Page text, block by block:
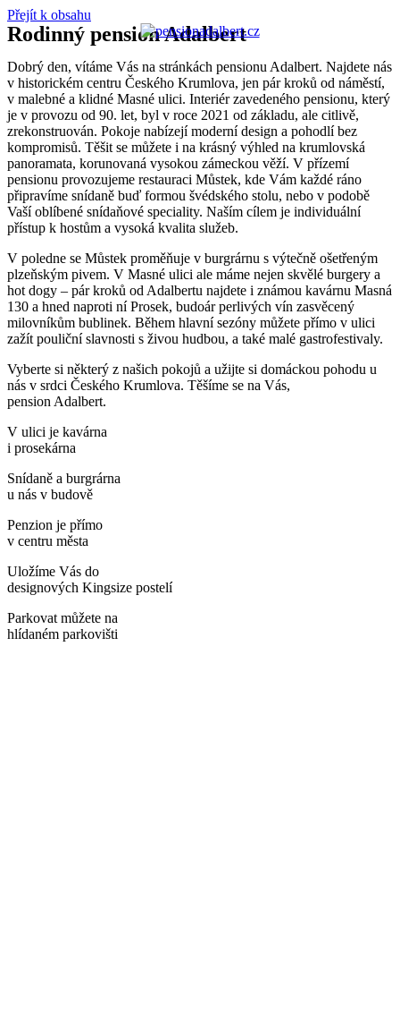
Přejít k obsahu
Rodinný pension Adalbert
Dobrý den, vítáme Vás na stránkách pensionu Adalbert. Najdete nás
v historickém centru Českého Krumlova, jen pár kroků od náměstí,
v malebné a klidné Masné ulici. Interiér zavedeného pensionu, který
je v provozu od 90. let, byl v roce 2021 od základu, ale citlivě,
zrekonstruován. Pokoje nabízejí moderní design a pohodlí bez
kompromisů. Těšit se můžete i na krásný výhled na krumlovská
panoramata, korunovaná vysokou zámeckou věží. V přízemí
pensionu provozujeme restauraci Můstek, kde Vám každé ráno
připravíme snídaně buď formou švédského stolu, nebo v podobě
Vaší oblíbené snídaňové speciality. Naším cílem je individuální
přístup k hostům a vysoká kvalita služeb.
V poledne se Můstek proměňuje v burgrárnu s výtečně ošetřeným
plzeňským pivem. V Masné ulici ale máme nejen skvělé burgery a
hot dogy – pár kroků od Adalbertu najdete i známou kavárnu Masná
130 a hned naproti ní Prosek, budoár perlivých vín zasvěcený
milovníkům bublinek. Během hlavní sezóny můžete přímo v ulici
zažít pouliční slavnosti s živou hudbou, a také malé gastrofestivaly.
Vyberte si některý z našich pokojů a užijte si domáckou pohodu u
nás v srdci Českého Krumlova. Těšíme se na Vás,
pension Adalbert.
V ulici je kavárna
i prosekárna
Snídaně a burgrárna
u nás v budově
Penzion je přímo
v centru města
Uložíme Vás do
designových Kingsize postelí
Parkovat můžete na
hlídaném parkovišti